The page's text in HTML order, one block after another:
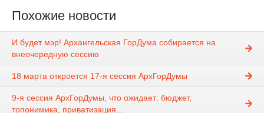
Похожие новости
И будет мэр! Архангельская ГорДума собирается на
внеочередную сессию
18 марта откроется 17-я сессия АрхГорДумы
9-я сессия АрхГорДумы, что ожидает: бюджет,
топонимика, приватизация...